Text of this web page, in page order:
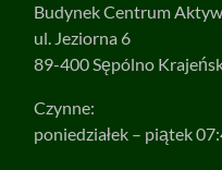
Budynek Centrum
ul. Jeziorna 6
89-400 Sępólno
Czynne:
poniedziałek – piątek